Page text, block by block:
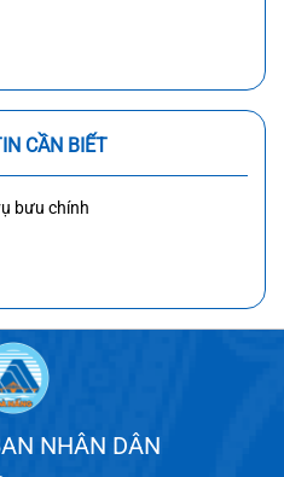
CẦN BIẾT
bưu chính
NHÂN DÂN